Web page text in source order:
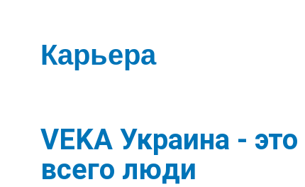
Карьера
VEKA Украина -
всего люди